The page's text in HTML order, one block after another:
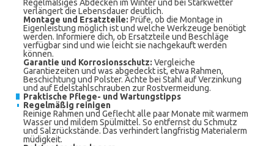
Regelmäßiges Abdecken im Winter und bei Starkwetter
verlängert die Lebensdauer deutlich.
Montage und Ersatzteile: Prüfe, ob die Montage in
Eigenleistung möglich ist und welche Werkzeuge benötigt
werden. Informiere dich, ob Ersatzteile und Beschläge
verfügbar sind und wie leicht sie nachgekauft werden
können.
Garantie und Korrosionsschutz: Vergleiche
Garantiezeiten und was abgedeckt ist, etwa Rahmen,
Beschichtung und Polster. Achte bei Stahl auf Verzinkung
und auf Edelstahlschrauben zur Rostvermeidung.
Praktische Pflege- und Wartungstipps
Regelmäßig reinigen
Reinige Rahmen und Geflecht alle paar Monate mit warmem
Wasser und mildem Spülmittel. So entfernst du Schmutz
und Salzrückstände. Das verhindert langfristig Materialerm
müdigkeit.